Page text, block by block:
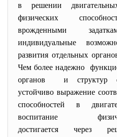
в решении
физических
врожденными
индивидуальные
развития отдельных
Чем более надежно
органов и структур
устойчиво выражение
способностей в
воспитание
достигается через